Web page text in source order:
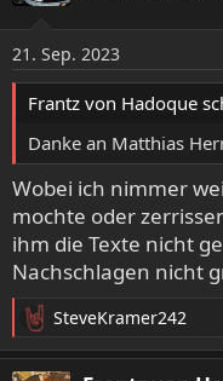
n
e
n
21. Sep. 2023
Frantz von Hadoque
Danke an Matthias
Wobei ich nimmer
mochte oder
ihm die Texte nicht
Nachschlagen nicht
R
e
a
SteveKramer242